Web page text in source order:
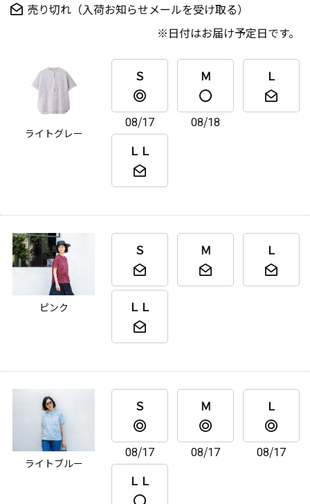
売り切れ（入荷お知らせメールを受け取る）
日付はお届け予定日です。
ライトグレー
Ｓ
08/17
Ｍ
08/18
Ｌ
ＬＬ
ピンク
Ｓ Ｍ Ｌ
ＬＬ
ライトブルー
Ｓ
08/17
Ｍ
08/17
Ｌ
08/17
ＬＬ